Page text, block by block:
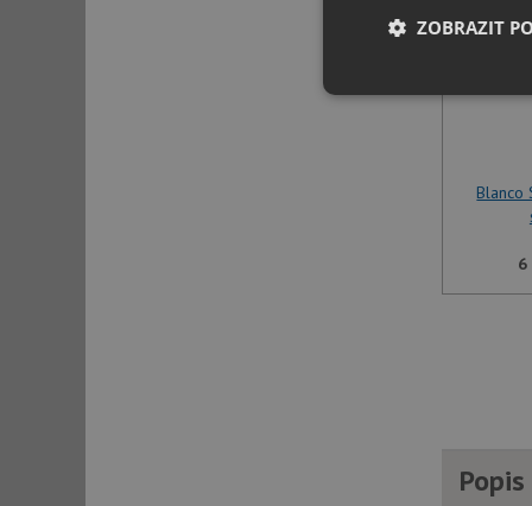
Blanco
6
ZOBRAZIT
Nezbytně
Nezbytně nutné
stránky nelze bez